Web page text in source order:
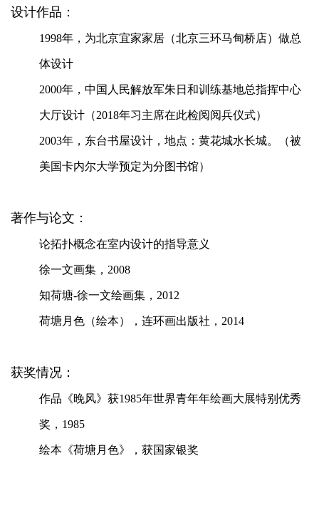
设计作品：
1998年，为北京宜家家居（北京三环马甸桥店）做总
体设计
2000年，中国人民解放军朱日和训练基地总指挥中心
大厅设计（2018年习主席在此检阅阅兵仪式）
2003年，东台书屋设计，地点：黄花城水长城。（被
美国卡内尔大学预定为分图书馆）
著作与论文：
论拓扑概念在室内设计的指导意义
徐一文画集，2008
知荷塘-徐一文绘画集，2012
荷塘月色（绘本），连环画出版社，2014
获奖情况：
作品《晚风》获1985年世界青年年绘画大展特别优秀
奖，1985
绘本《荷塘月色》，获国家银奖